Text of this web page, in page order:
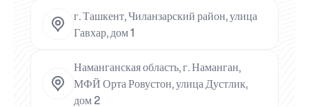
г. Ташкент, Чиланзарский район, улица
Гавхар, дом 1
Наманганская область, г. Наманган,
МФЙ Орта Ровустон, улица Дустлик,
дом 2